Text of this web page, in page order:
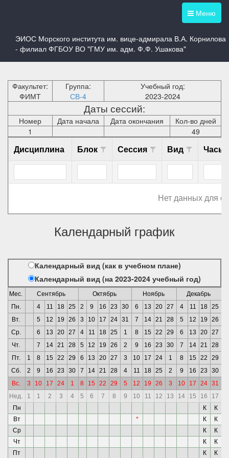
Меню
ЭИОС Морского института им. вице-адмирала В.А. Корнилова
- филиал ФГБОУ ВО "ГМУ им. адм. Ф.Ф. Ушакова"
График учебного процесса 4 курса
Факультет:
ФИМТ
Группа:
СВ-4
Учебный год:
2023-2024
Даты сессий:
Номер Дата начала Дата окончания
Кол-во дней
1
49
Дисциплина Блок Сессия Вид Часы
Нет данных для
Календарный график
Календарный вид (как в учебном плане)
Календарный вид (на 2023-2024 учебный год)
Мес. Сентябрь Октябрь Ноябрь
Декабрь
Пн.
4 11 18 25 2 9 16 23 30 6 13 20 27 4 11 18 25
Вт.
5 12 19 26 3 10 17 24 31 7 14 21 28 5 12 19 26
Ср.
6 13 20 27 4 11 18 25 1 8 15 22 29 6 13 20 27
Чт.
7 14 21 28 5 12 19 26 2 9 16 23 30 7 14 21 28
Пт.
1 8 15 22 29 6 13 20 27 3 10 17 24 1 8 15 22 29
Сб.
2 9 16 23 30 7 14 21 28 4 11 18 25 2 9 16 23 30
Вс.
3 10 17 24 1 8 15 22 29 5 12 19 26 3 10 17 24 31
Нед.
1 1 2 3 4 5 6 7 8 9 10 11 12 13 14 15 16 17
Пн
К К
Вт
* К К
Ср
К К
Чт
К К
Пт
К К